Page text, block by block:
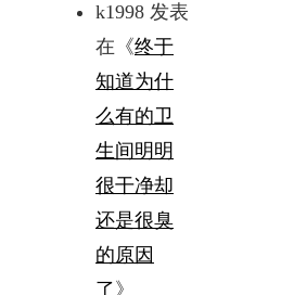
k1998 发表
在《终于
知道为什
么有的卫
生间明明
很干净却
还是很臭
的原因
了 》